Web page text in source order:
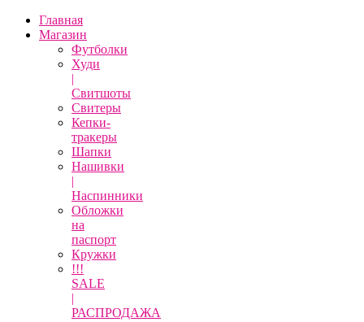
Главная
Магазин
Футболки
Худи
|
Свитшоты
Свитеры
Кепки-
тракеры
Шапки
Нашивки
|
Наспинники
Обложки
на
паспорт
Кружки
!!!
SALE
|
РАСПРОДАЖА